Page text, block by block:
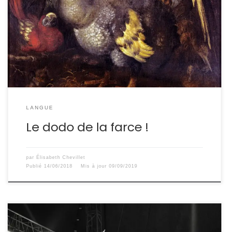
DODO LÉ LA. Sur son affiche vert jaune rouge, un drôle
de dindon susurre des notes de musique aux passants.
C’est du moins ce qui me traverse l’esprit quand
l’immense pub me saute aux yeux dès mon arrivée sur
l’île. […]
LANGUE
Le dodo de la farce !
par Élisabeth Chevillet
Publié 14/06/2018 Mis à jour 09/09/2019